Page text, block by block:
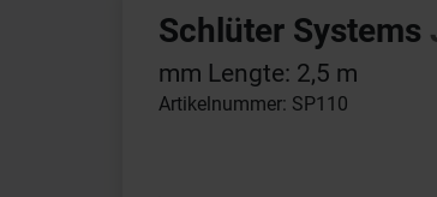
Schlüter Systems
mm Lengte: 2,5 m
Artikelnummer: SP110